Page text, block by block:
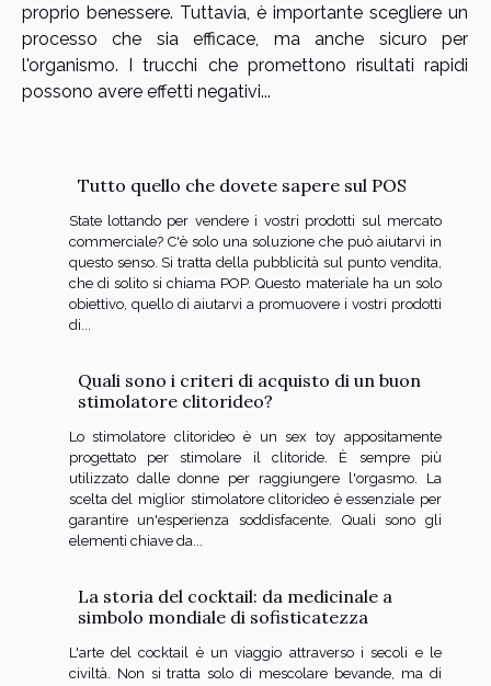
proprio benessere. Tuttavia, è importante scegliere un
processo che sia efficace, ma anche sicuro per
l'organismo. I trucchi che promettono risultati rapidi
possono avere effetti negativi...
Tutto quello che dovete sapere sul POS
State lottando per vendere i vostri prodotti sul mercato
commerciale? C'è solo una soluzione che può aiutarvi in
questo senso. Si tratta della pubblicità sul punto vendita,
che di solito si chiama POP. Questo materiale ha un solo
obiettivo, quello di aiutarvi a promuovere i vostri prodotti
di...
Quali sono i criteri di acquisto di un buon
stimolatore clitorideo?
Lo stimolatore clitorideo è un sex toy appositamente
progettato per stimolare il clitoride. È sempre più
utilizzato dalle donne per raggiungere l'orgasmo. La
scelta del miglior stimolatore clitorideo è essenziale per
garantire un'esperienza soddisfacente. Quali sono gli
elementi chiave da...
La storia del cocktail: da medicinale a
simbolo mondiale di sofisticatezza
L'arte del cocktail è un viaggio attraverso i secoli e le
civiltà. Non si tratta solo di mescolare bevande, ma di